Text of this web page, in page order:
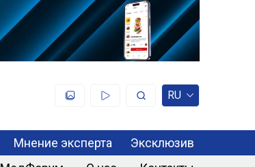
RU
Мнение эксперта
Эксклюзив